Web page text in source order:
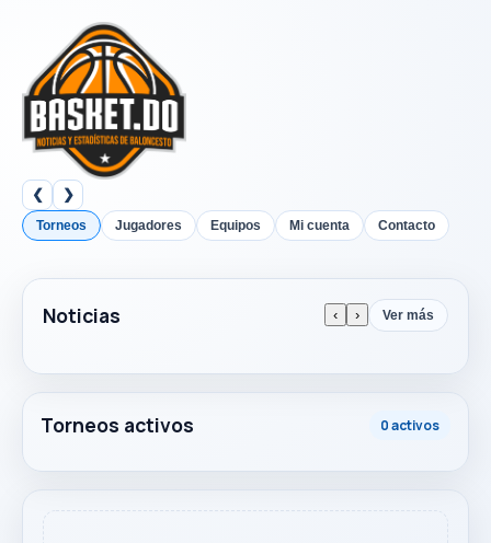
❮ ❯
Torneos Jugadores Equipos Mi cuenta Contacto
Noticias ‹ › Ver más
Torneos activos 0 activos